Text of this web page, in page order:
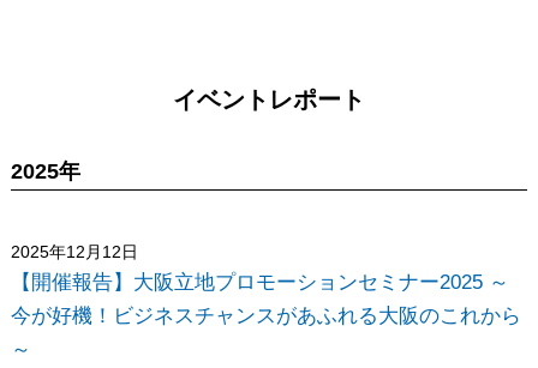
イベントレポート
2025年
2025年12月12日
【開催報告】大阪立地プロモーションセミナー2025 ～
今が好機！ビジネスチャンスがあふれる大阪のこれから
～